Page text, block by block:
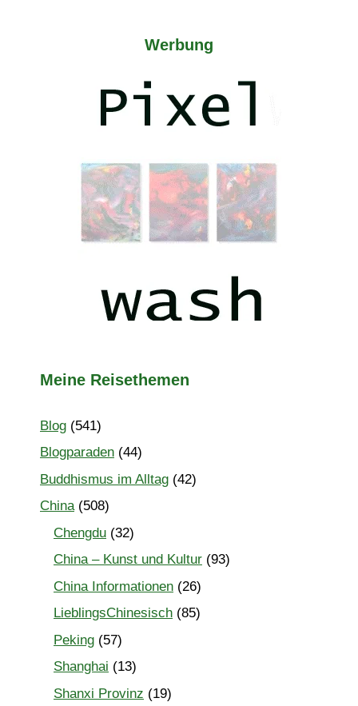
Werbung
Meine Reisethemen
Blog (541)
Blogparaden (44)
Buddhismus im Alltag (42)
China(508)
Chengdu (32)
China – Kunst und Kultur (93)
China Informationen (26)
LieblingsChinesisch (85)
Peking (57)
Shanghai (13)
Shanxi Provinz (19)